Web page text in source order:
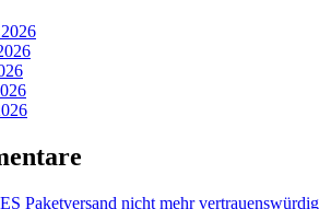
Paketversand nicht mehr vertrauenswürdig